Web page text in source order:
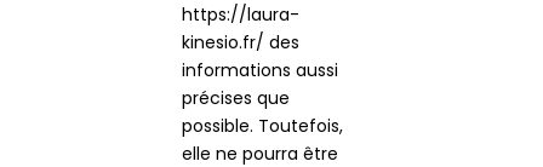
https://laura-
kinesio.fr/ des
informations aussi
précises que
possible. Toutefois,
elle ne pourra être